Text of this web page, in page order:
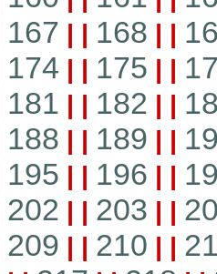
167 | | 168 | |
174 | | 175 | |
181 | | 182 | |
188 | | 189 | |
195 | | 196 | |
202 | | 203 | |
209 | | 210 | |